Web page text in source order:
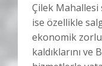
Çilek
ise özellikle
ekonomik
kaldıklarını ve